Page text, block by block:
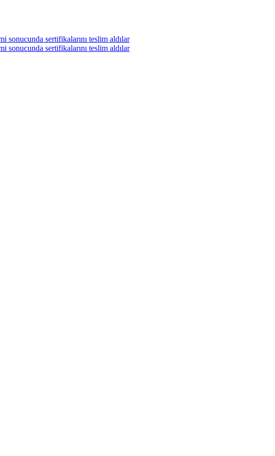
sonucunda sertifikalarını teslim aldılar
sonucunda sertifikalarını teslim aldılar